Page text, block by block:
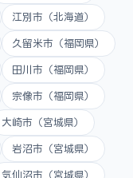
江別市（北海道）
久留米市（福岡県）
田川市（福岡県）
宗像市（福岡県）
大崎市（宮城県）
岩沼市（宮城県）
気仙沼市（宮城県）